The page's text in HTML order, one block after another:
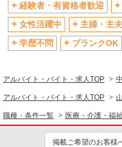
交通費支給
産休・育休取得実績あり
経験者・有資格者歓迎
女性活躍中
主婦・主
学歴不問
ブランクOK
アルバイト・バイト・求人TOP
アルバイト・バイト・求人TOP
職種・条件一覧 医療・介護・福祉
掲載ご希望のお客様